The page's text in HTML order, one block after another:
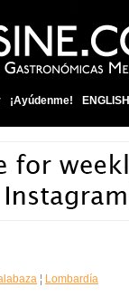
¡Ayúdenme! ENGLISH
¦ Lombardía